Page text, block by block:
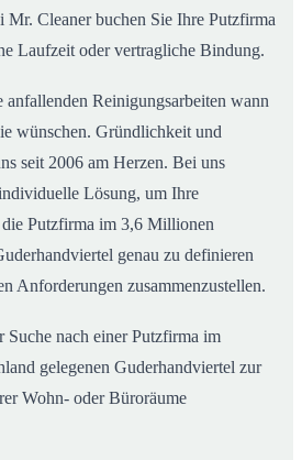
Mr. Cleaner buchen Sie Ihre Putzfirma
Laufzeit oder vertragliche Bindung.
Reinigungsarbeiten wann
wünschen. Gründlichkeit und
seit 2006 am Herzen. Bei uns
Lösung, um Ihre
Putzfirma im 3,6 Millionen
genau zu definieren
Anforderungen zusammenzustellen.
Suche nach einer Putzfirma im
gelegenen Guderhandviertel zur
Wohn- oder Büroräume